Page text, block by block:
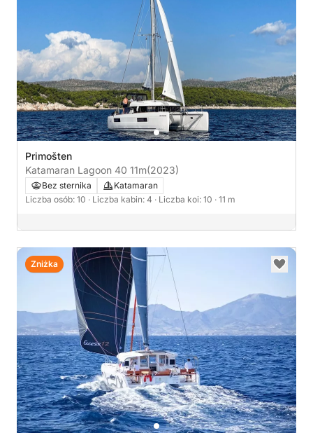
Primošten
Katamaran Lagoon 40 11m(2023)
Bez sternika
Katamaran
Liczba osób: 10 · Liczba kabin: 4 · Liczba koi: 10 · 11 m
Zniżka